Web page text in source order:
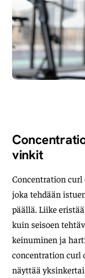
vinkit
Concentration
joka tehdään
päällä. Liike
kuin seisoen
keinuminen ja
concentration curl
näyttää